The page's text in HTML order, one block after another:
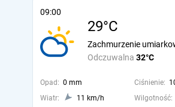
09:00
29°C
Odczuwalna 32°C
Zachmurzenie
Opad: 0 mm Ciśnienie:
Wiatr:
11 km/h Wilgotność: